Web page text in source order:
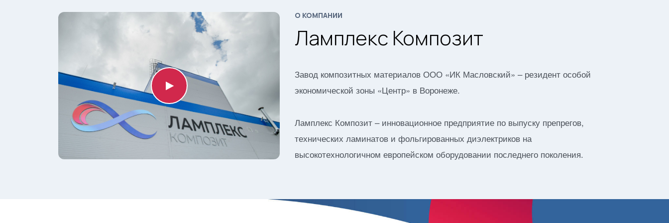
О КОМПАНИИ
Ламплекс Композит
Завод композитных материалов ООО «ИК Масловский» – резидент особой
экономической зоны «Центр» в Воронеже.
Ламплекс Композит – инновационное предприятие по выпуску препрегов,
технических ламинатов и фольгированных диэлектриков на
высокотехнологичном европейском оборудовании последнего поколения.